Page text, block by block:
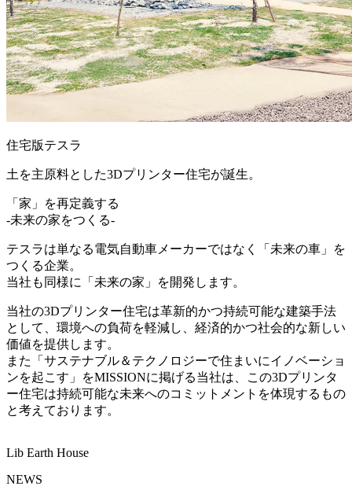
住宅版テスラ
土を主原料とした3Dプリンター住宅が誕生。
「家」 を再定義する
-未来の家をつくる-
テスラは単なる電気自動車メーカーではなく「未来の車」を
つくる企業。
当社も同様に
「未来の家」 を開発します。
当社の3Dプリンター住宅は革新的かつ持続可能な建築手法
として、環境への負荷を軽減し、経済的かつ社会的な新しい
価値を提供します。
また「 サステナブル＆テクノロジーで住まいにイノベーショ
ンを起こす 」をMISSIONに掲げる当社は、この3Dプリンタ
ー住宅は持続可能な未来へのコミットメントを体現するもの
と考えております。
Lib Earth House
NEWS